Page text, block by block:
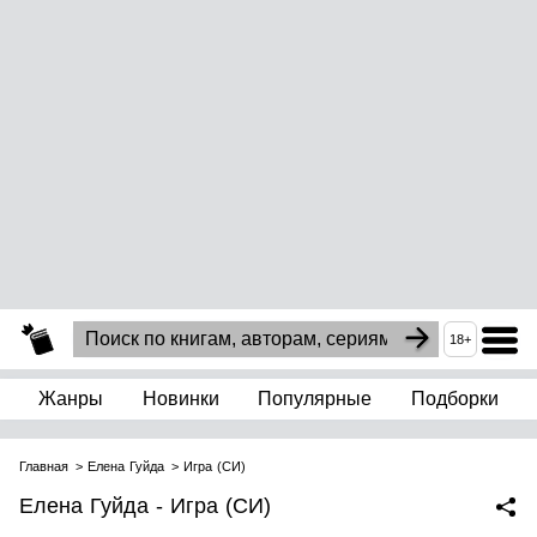
18+
Жанры Новинки Популярные Подборки
Главная Елена Гуйда Игра (СИ)
Елена Гуйда - Игра (СИ)